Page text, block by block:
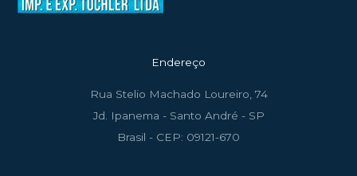
Endereço
Rua Stelio Machado Loureiro, 74
Jd. Ipanema - Santo André - SP
Brasil - CEP: 09121-670